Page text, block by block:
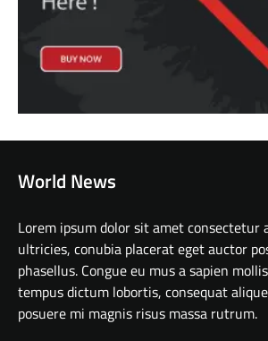
World News
Lorem ipsum dolor sit amet consectetur
ultricies, conubia placerat eget auctor
phasellus. Congue eu mus a sapien
tempus dictum lobortis, consequat
posuere mi magnis risus massa rutrum.